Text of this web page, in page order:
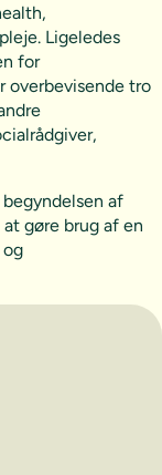
Ligeledes
for
overbevisende tro
af
gøre brug af en